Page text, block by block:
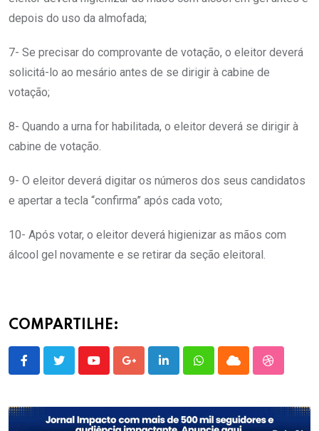
depois do uso da almofada;
7- Se precisar do comprovante de votação, o eleitor deverá
solicitá-lo ao mesário antes de se dirigir à cabine de
votação;
8- Quando a urna for habilitada, o eleitor deverá se dirigir à
cabine de votação.
9- O eleitor deverá digitar os números dos seus candidatos
e apertar a tecla “confirma” após cada voto;
10- Após votar, o eleitor deverá higienizar as mãos com
álcool gel novamente e se retirar da seção eleitoral.
COMPARTILHE:
YoutubeGoogle+LinkedInWhatsappCloud